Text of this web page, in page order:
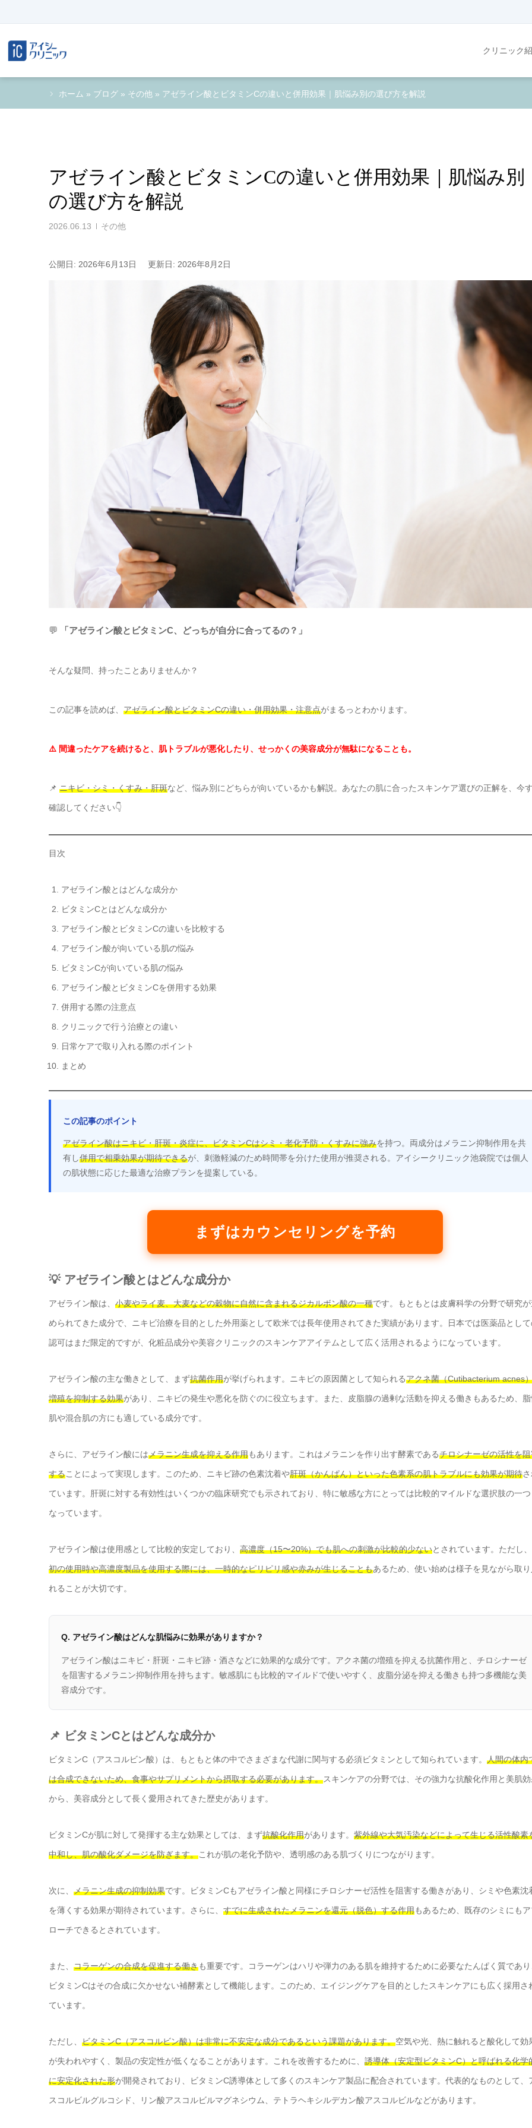
クリニック
ホーム » ブログ » その他 » アゼライン酸とビタミンCの違いと併用効果｜肌悩み別の選び方を解説
アゼライン酸とビタミンCの違いと併用効果｜肌悩み別
の選び方を解説
2026.06.13 その他
公開日: 2026年6月13日 更新日: 2026年8月2日
💬 「アゼライン酸とビタミンC、どっちが自分に合ってるの？」
そんな疑問、持ったことありませんか？
この記事を読めば、 アゼライン酸とビタミンCの違い・併用効果・注意点がまるっとわかります。
⚠️ 間違ったケアを続けると、肌トラブルが悪化したり、せっかくの美容成分が無駄になることも。
📌 ニキビ・シミ・くすみ・肝斑など、悩み別にどちらが向いているかも解説。あなたの肌に合ったスキンケア選びの正解を、今
確認してください👇
目次
アゼライン酸とはどんな成分か
ビタミンCとはどんな成分か
アゼライン酸とビタミンCの違いを比較する
アゼライン酸が向いている肌の悩み
ビタミンCが向いている肌の悩み
アゼライン酸とビタミンCを併用する効果
併用する際の注意点
クリニックで行う治療との違い
日常ケアで取り入れる際のポイント
まとめ
この記事のポイント
アゼライン酸はニキビ・肝斑・炎症に、ビタミンCはシミ・老化予防・くすみに強みを持つ。両成分はメラニン抑制作用を共
有し併用で相乗効果が期待できるが、刺激軽減のため時間帯を分けた使用が推奨される。アイシークリニック池袋院では個人
の肌状態に応じた最適な治療プランを提案している。
まずはカウンセリングを予約
💡 アゼライン酸とはどんな成分か
アゼライン酸は、 小麦やライ麦、大麦などの穀物に自然に含まれるジカルボン酸の一種です。もともとは皮膚科学の分野で研究
められてきた成分で、ニキビ治療を目的とした外用薬として欧米では長年使用されてきた実績があります。日本では医薬品とし
認可はまだ限定的ですが、化粧品成分や美容クリニックのスキンケアアイテムとして広く活用されるようになっています。
アゼライン酸の主な働きとして、まず抗菌作用が挙げられます。ニキビの原因菌として知られるアクネ菌（Cutibacterium acnes
増殖を抑制する効果があり、ニキビの発生や悪化を防ぐのに役立ちます。また、皮脂腺の過剰な活動を抑える働きもあるため、
肌や混合肌の方にも適している成分です。
さらに、アゼライン酸にはメラニン生成を抑える作用もあります。これはメラニンを作り出す酵素であるチロシナーゼの活性を
することによって実現します。このため、ニキビ跡の色素沈着や肝斑（かんぱん）といった色素系の肌トラブルにも効果が期待
ています。肝斑に対する有効性はいくつかの臨床研究でも示されており、特に敏感な方にとっては比較的マイルドな選択肢の一
なっています。
アゼライン酸は使用感として比較的安定しており、 高濃度（15〜20%）でも肌への刺激が比較的少ないとされています。ただし、
初の使用時や高濃度製品を使用する際には、一時的なピリピリ感や赤みが生じることもあるため、使い始めは様子を見ながら取
れることが大切です。
Q. アゼライン酸はどんな肌悩みに効果がありますか？
アゼライン酸はニキビ・肝斑・ニキビ跡・酒さなどに効果的な成分です。アクネ菌の増殖を抑える抗菌作用と、チロシナーゼ
を阻害するメラニン抑制作用を持ちます。敏感肌にも比較的マイルドで使いやすく、皮脂分泌を抑える働きも持つ多機能な美
容成分です。
📌 ビタミンCとはどんな成分か
ビタミンC（アスコルビン酸）は、もともと体の中でさまざまな代謝に関与する必須ビタミンとして知られています。 人間の体内
は合成できないため、食事やサプリメントから摂取する必要があります。スキンケアの分野では、その強力な抗酸化作用と美肌
から、美容成分として長く愛用されてきた歴史があります。
ビタミンCが肌に対して発揮する主な効果としては、まず抗酸化作用があります。 紫外線や大気汚染などによって生じる活性酸素
中和し、肌の酸化ダメージを防ぎます。これが肌の老化予防や、透明感のある肌づくりにつながります。
次に、 メラニン生成の抑制効果です。ビタミンCもアゼライン酸と同様にチロシナーゼ活性を阻害する働きがあり、シミや色素沈
を薄くする効果が期待されています。さらに、 すでに生成されたメラニンを還元（脱色）する作用もあるため、既存のシミにも
ローチできるとされています。
また、 コラーゲンの合成を促進する働きも重要です。コラーゲンはハリや弾力のある肌を維持するために必要なたんぱく質であ
ビタミンCはその合成に欠かせない補酵素として機能します。このため、エイジングケアを目的としたスキンケアにも広く採用さ
ています。
ただし、 ビタミンC（アスコルビン酸）は非常に不安定な成分であるという課題があります。空気や光、熱に触れると酸化して効
が失われやすく、製品の安定性が低くなることがあります。これを改善するために、 誘導体（安定型ビタミンC）と呼ばれる化学
に安定化された形が開発されており、ビタミンC誘導体として多くのスキンケア製品に配合されています。代表的なものとして、
スコルビルグルコシド、リン酸アスコルビルマグネシウム、テトラヘキシルデカン酸アスコルビルなどがあります。